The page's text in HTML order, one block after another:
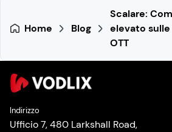
Home Blog
Scalare:
elevato
OTT
Indirizzo
Ufficio 7, 480 Larkshall Road,